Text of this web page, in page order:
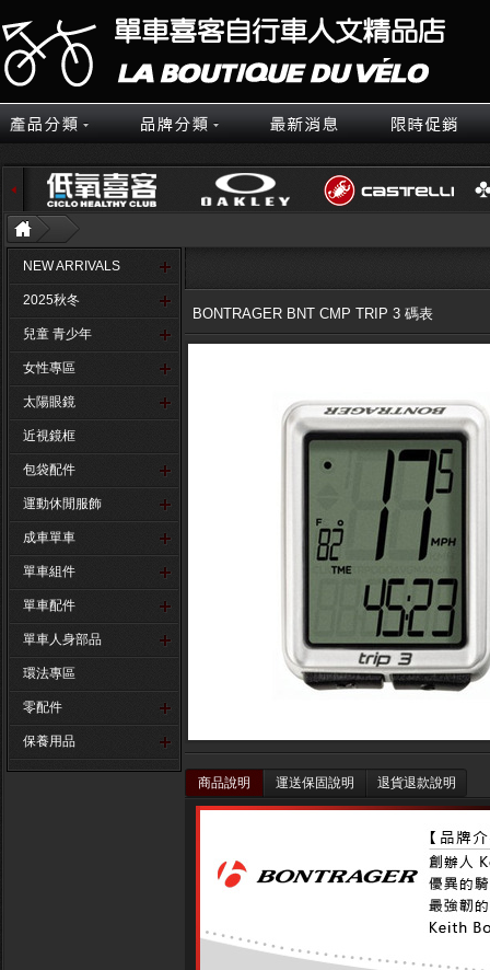
NEW ARRIVALS
2025秋冬
兒童 青少年
女性專區
太陽眼鏡
近視鏡框
包袋配件
運動休閒服飾
成車單車
單車組件
單車配件
單車人身部品
環法專區
零配件
保養用品
BONTRAGER BNT CMP TRIP 3 碼表
商品說明 運送保固說明 退貨退款說明